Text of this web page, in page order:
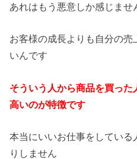
あれはもう悪意しか感じませ
お客様の成長よりも自分の
いんです
そういう人から商品を買っ
高いのが特徴です
本当にいいお仕事をしている
りしません